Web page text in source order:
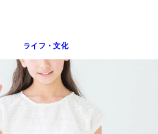
ライフ・文化